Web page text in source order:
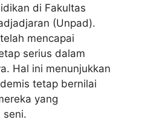
di Fakultas
(Unpad).
mencapai
serius dalam
Hal ini menunjukkan
tetap bernilai
yang
seni.